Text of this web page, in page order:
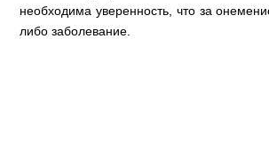
необходима уверенность, что за
либо заболевание.